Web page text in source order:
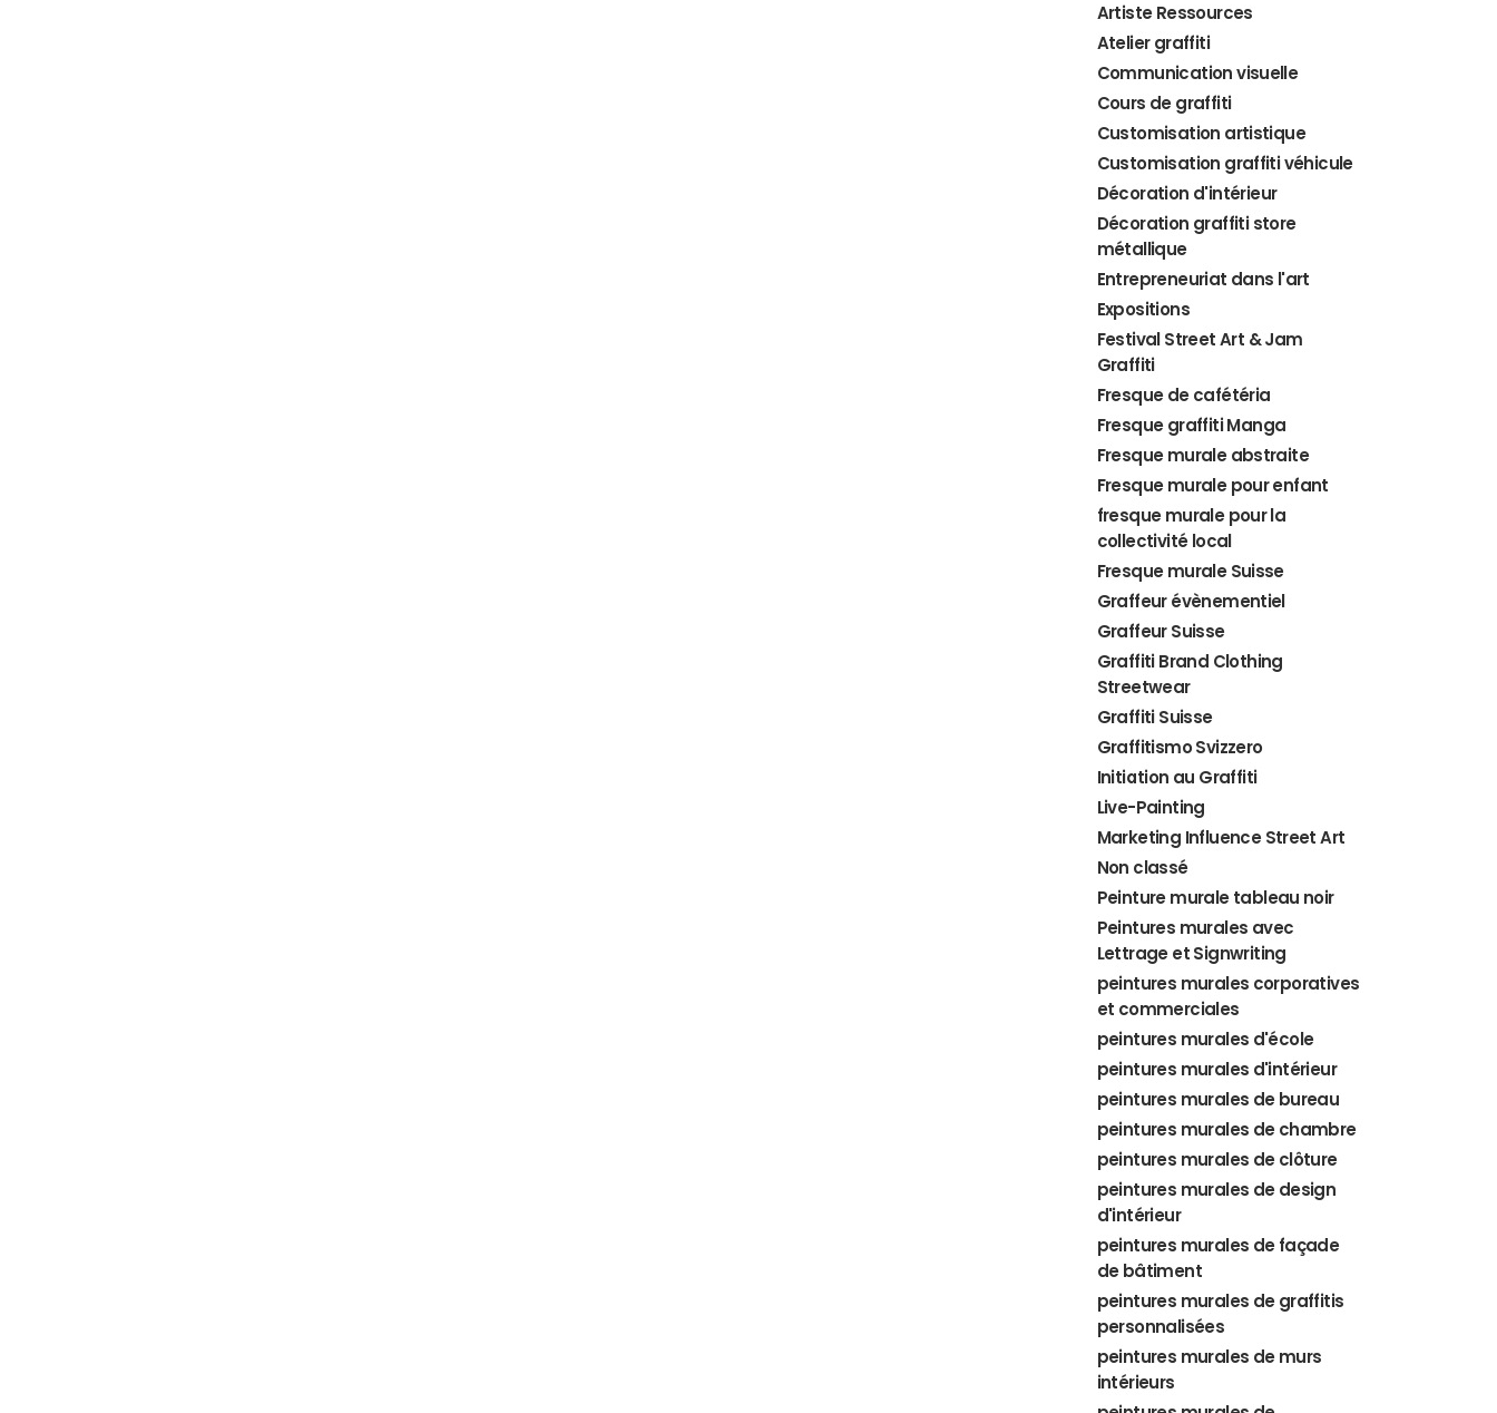
Artiste Ressources
Atelier graffiti
Communication visuelle
Cours de graffiti
Customisation artistique
Customisation graffiti véhicule
Décoration d'intérieur
Décoration graffiti store
métallique
Entrepreneuriat dans l'art
Expositions
Festival Street Art & Jam
Graffiti
Fresque de cafétéria
Fresque graffiti Manga
Fresque murale abstraite
Fresque murale pour enfant
fresque murale pour la
collectivité local
Fresque murale Suisse
Graffeur évènementiel
Graffeur Suisse
Graffiti Brand Clothing
Streetwear
Graffiti Suisse
Graffitismo Svizzero
Initiation au Graffiti
Live-Painting
Marketing Influence Street Art
Non classé
Peinture murale tableau noir
Peintures murales avec
Lettrage et Signwriting
peintures murales corporatives
et commerciales
peintures murales d'école
peintures murales d'intérieur
peintures murales de bureau
peintures murales de chambre
peintures murales de clôture
peintures murales de design
d'intérieur
peintures murales de façade
de bâtiment
peintures murales de graffitis
personnalisées
peintures murales de murs
intérieurs